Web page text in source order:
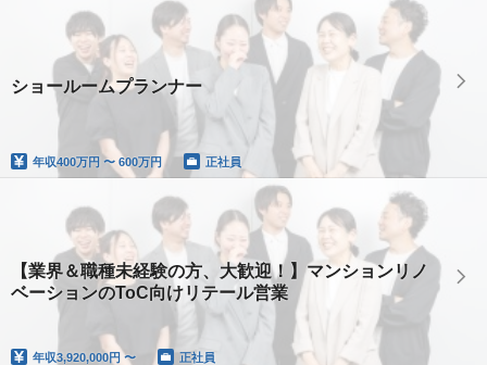
ショールームプランナー
年収400万円 〜 600万円 正社員
【業界＆職種未経験の方、大歓迎！】マンションリノ
ベーションのToC向けリテール営業
年収3,920,000円 〜 正社員